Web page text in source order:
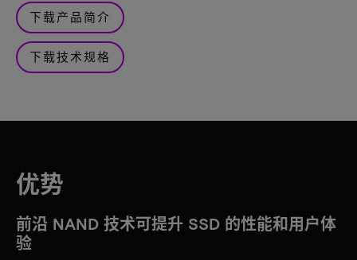
下载产品简介
下载技术规格
优势
前沿 NAND 技术可提升 SSD 的性能和用户体
验